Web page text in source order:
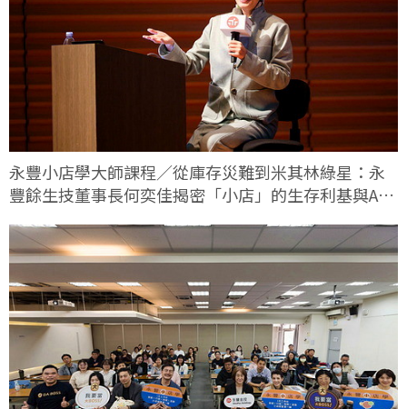
永豐小店學大師課程／從庫存災難到米其林綠星：永
豐餘生技董事長何奕佳揭密「小店」的生存利基與AI